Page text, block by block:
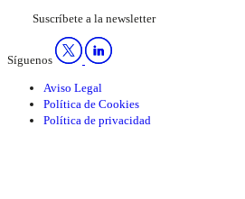
Suscríbete a la newsletter
Síguenos
Aviso Legal
Política de Cookies
Política de privacidad